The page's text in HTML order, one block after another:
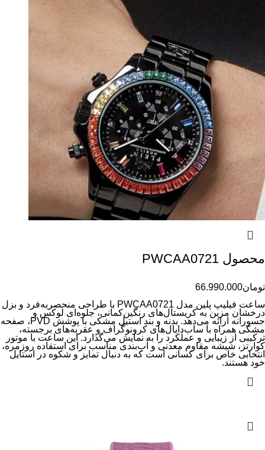
محصول PWCAA0721
تومان66.990.000
ساعت فیلیپ پلین مدل PWCAA0721 با طراحی منحصربه‌فرد و بزل
درخشان مزین به کریستال‌های رنگین‌کمانی، جلوه‌ای لوکس و
جسورانه ارائه می‌دهد. بدنه و بند استیل مشکی با پوشش PVD، صفحه
مشکی همراه با ساب‌دایال‌های کرونوگراف و عقربه‌های برجسته،
ترکیبی از زیبایی و عملکرد را به نمایش می‌گذارد. این ساعت با موتور
کوارتز، شیشه مقاوم معدنی و آب‌بندی مناسب برای استفاده روزمره،
انتخابی خاص برای کسانی است که به دنبال تمایز و شکوه در استایل
خود هستند.